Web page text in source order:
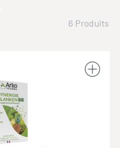
6 Produits